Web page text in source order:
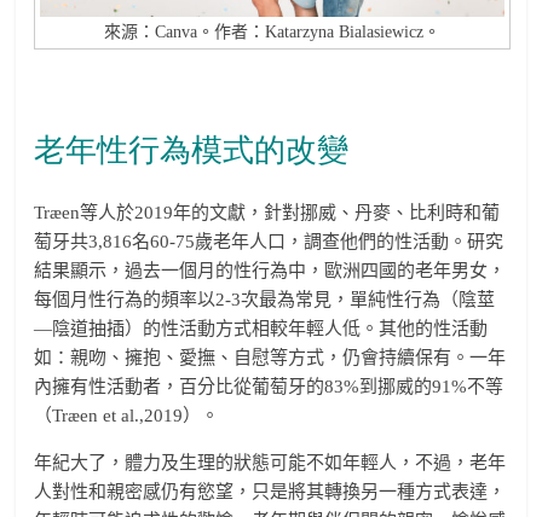
來源：Canva。作者：Katarzyna Bialasiewicz。
老年性行為模式的改變
Træen等人於2019年的文獻，針對挪威、丹麥、比利時和葡
萄牙共3,816名60-75歲老年人口，調查他們的性活動。研究
結果顯示，過去一個月的性行為中，歐洲四國的老年男女，
每個月性行為的頻率以2-3次最為常見，單純性行為（陰莖
—陰道抽插）的性活動方式相較年輕人低。其他的性活動
如：親吻、擁抱、愛撫、自慰等方式，仍會持續保有。一年
內擁有性活動者，百分比從葡萄牙的83%到挪威的91%不等
（Træen et al.,2019）。
年紀大了，體力及生理的狀態可能不如年輕人，不過，老年
人對性和親密感仍有慾望，只是將其轉換另一種方式表達，